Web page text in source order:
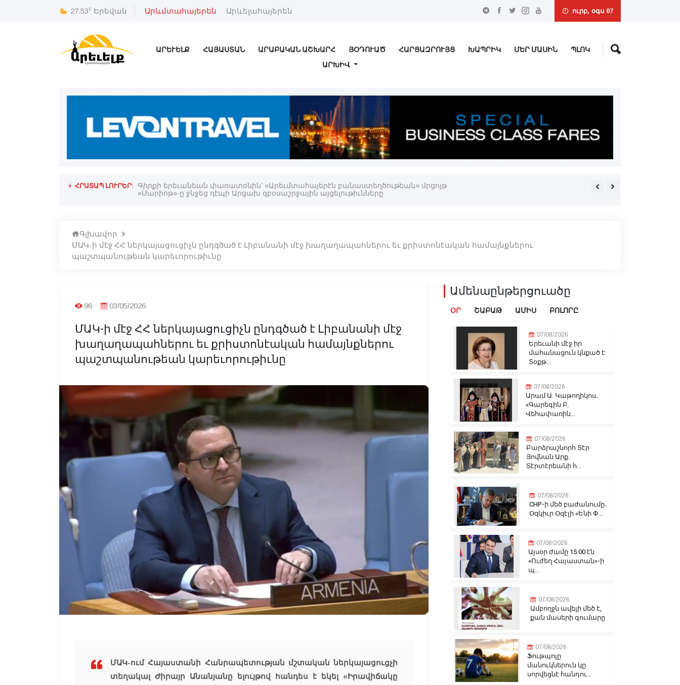
27.53c Երեվան Արևմտահայերեն Արևելահայերեն ուրբ, օգս 07
ԱՐԵՒԵԼՔ ՀԱՅԱՍՏԱՆ ԱՐԱԲԱԿԱՆ ԱՇԽԱՐՀ ՅՕԴՈՒԱԾ ՀԱՐՑԱԶՐՈՒՅՑ ԽԱՊՐԻԿ ՄԵՐ ՄԱՍԻՆ
ՊԼՈԿ
ԱՐԽԻՎ
ՀՐԱՏԱՊ ԼՈՒՐԵՐ: Գիրքի երեւանեան փառատօնին՝ «Արեւմտահայերէն բանաստեղծութեան» մրցոյթ Երեւանի մէջ կը
Գլխավոր
ՄԱԿ-ի մէջ ՀՀ ներկայացուցիչն ընդգծած է Լիբանանի մէջ խաղաղապահներու եւ քրիստոնէական համայնքներու
պաշտպանութեան կարեւորութիւնը
96 03/05/2026
ՄԱԿ-ի մէջ ՀՀ ներկայացուցիչն ընդգծած է Լիբանանի մէջ
խաղաղապահներու եւ քրիստոնէական համայնքներու
պաշտպանութեան կարեւորութիւնը
ՄԱԿ-ում Հայաստանի Հանրապետության մշտական ներկայացուցչի
տեղակալ Ժիրայր Անանյանը ելույթով հանդես է եկել «Իրավիճակը
Ամենաընթերցուածը
ՕՐ ՇԱԲԱԹ ԱՄԻՍ ԲՈԼՈՐԸ
07/08/2026
Երեւանի մէջ իր
մահանացուն կնքած է
Տօքթ...
07/08/2026
Արամ Ա. Կաթողիկոս․
«Գարեգին Բ.
Վեհափառին...
07/08/2026
Բարձրաշնորհ Տէր
Յովնան Արք.
Տէրտէրեանի հ...
07/08/2026
CHP-ի մեծ բաժանումը․
Օզկիւր Օզէլի «Ենի Փ...
07/08/2026
Այսօր ժամը 15:00 էն
«Ուժեղ Հայաստան»-ի
պ...
07/08/2026
Ամբողջն ավելի մեծ է,
քան մասերի գումարը
07/08/2026
Ֆութպոլը
մանուկներուն կը
սորվեցնէ հանդու...